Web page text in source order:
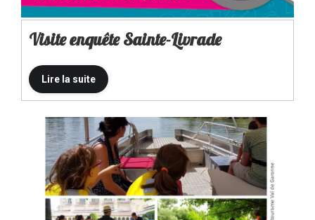
Visite enquête Sainte-Livrade